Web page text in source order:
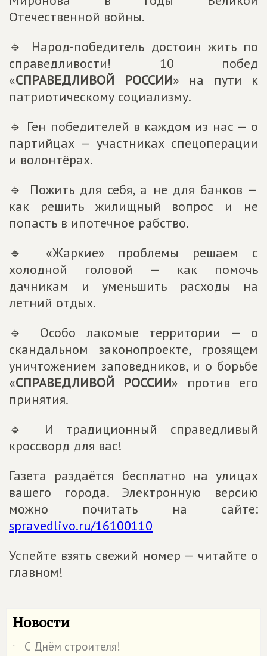
Отечественной войны.
🔹 Народ-победитель достоин жить по
справедливости! 10 побед
«СПРАВЕДЛИВОЙ РОССИИ» на пути к
патриотическому социализму.
🔹 Ген победителей в каждом из нас — о
партийцах — участниках спецоперации
и волонтёрах.
🔹 Пожить для себя, а не для банков —
как решить жилищный вопрос и не
попасть в ипотечное рабство.
🔹 «Жаркие» проблемы решаем с
холодной головой — как помочь
дачникам и уменьшить расходы на
летний отдых.
🔹 Особо лакомые территории — о
скандальном законопроекте, грозящем
уничтожением заповедников, и о борьбе
«СПРАВЕДЛИВОЙ РОССИИ» против его
принятия.
🔹 И традиционный справедливый
кроссворд для вас!
Газета раздаётся бесплатно на улицах
вашего города. Электронную версию
можно почитать на сайте:
spravedlivo.ru/16100110
Успейте взять свежий номер — читайте о
главном!
Новости
˙
С Днём строителя!